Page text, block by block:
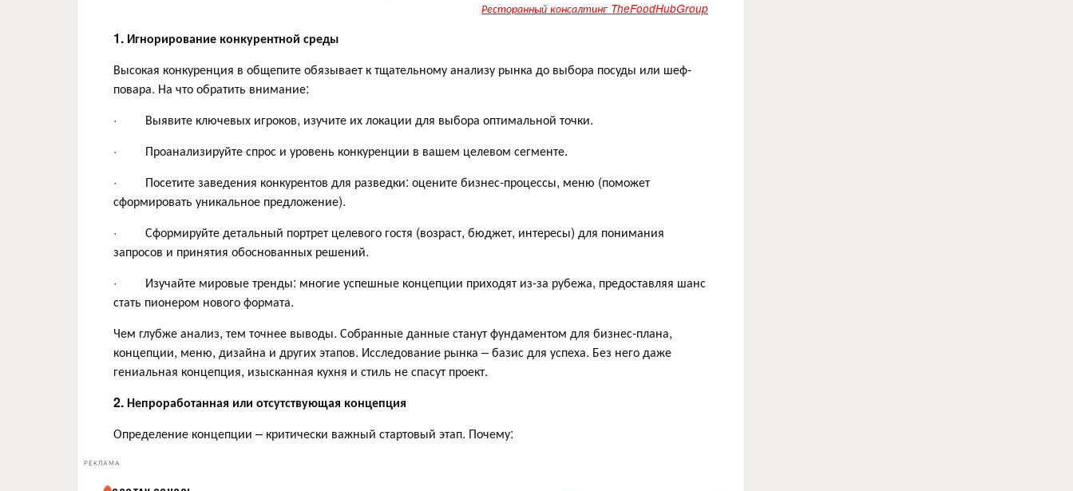
Ресторанный консалтинг TheFoodHubGroup
1. Игнорирование конкурентной среды
Высокая конкуренция в общепите обязывает к тщательному анализу рынка до выбора посуды или шеф-
повара. На что обратить внимание:
· Выявите ключевых игроков, изучите их локации для выбора оптимальной точки.
· Проанализируйте спрос и уровень конкуренции в вашем целевом сегменте.
· Посетите заведения конкурентов для разведки: оцените бизнес-процессы, меню (поможет
сформировать уникальное предложение).
· Сформируйте детальный портрет целевого гостя (возраст, бюджет, интересы) для понимания
запросов и принятия обоснованных решений.
· Изучайте мировые тренды: многие успешные концепции приходят из-за рубежа, предоставляя шанс
стать пионером нового формата.
Чем глубже анализ, тем точнее выводы. Собранные данные станут фундаментом для бизнес-плана,
концепции, меню, дизайна и других этапов. Исследование рынка – базис для успеха. Без него даже
гениальная концепция, изысканная кухня и стиль не спасут проект.
2. Непроработанная или отсутствующая концепция
Определение концепции – критически важный стартовый этап. Почему:
РЕКЛАМА